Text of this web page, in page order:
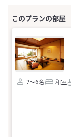
2～6名
和室